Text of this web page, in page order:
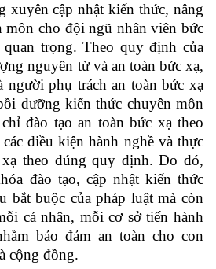
xuyên cập nhật kiến thức, nâng
môn cho đội ngũ nhân viên bức
trọng. Theo quy định của
nguyên từ và an toàn bức xạ,
người phụ trách an toàn bức xạ
dưỡng kiến thức chuyên môn
đào tạo an toàn bức xạ theo
điều kiện hành nghề và thực
theo đúng quy định. Do đó,
đào tạo, cập nhật kiến thức
bắt buộc của pháp luật mà còn
cá nhân, mỗi cơ sở tiến hành
bảo đảm an toàn cho con
cộng đồng.